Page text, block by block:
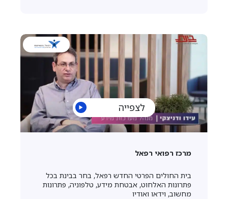
לצפייה
מרכז רפואי רפאל
בית החולים הפרטי החדש רפאל, בחר בבינת בכל
פתרונות האלחוט, אבטחת מידע, טלפוניה, פתרונות
מחשוב, וידאו ואודיו